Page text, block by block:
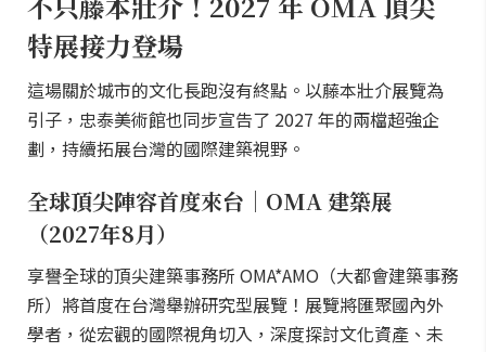
特展接力登場
這場關於城市的文化長跑沒有終點。以藤本壯介展覽為
引子，忠泰美術館也同步宣告了 2027 年的兩檔超強企
劃，持續拓展台灣的國際建築視野。
全球頂尖陣容首度來台｜OMA 建築展
（2027年8月）
享譽全球的頂尖建築事務所 OMA*AMO（大都會建築事務
所）將首度在台灣舉辦研究型展覽！展覽將匯聚國內外
學者，從宏觀的國際視角切入，深度探討文化資產、未